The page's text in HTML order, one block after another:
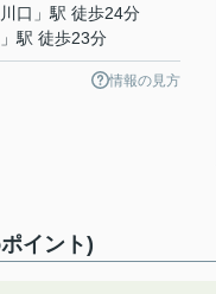
口 」駅 徒歩24分
」駅 徒歩23分
情報の見方
イント)